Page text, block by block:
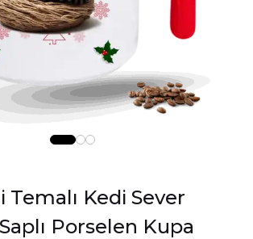
Temalı Kedi Sever
Saplı Porselen Kupa